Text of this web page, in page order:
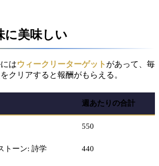
に美味しい
はウィークリーターゲット があって、毎
クリアすると報酬がもらえる。
週あたりの合計
550
トーン: 詩学 440